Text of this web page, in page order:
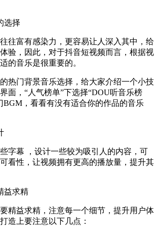
择
富有感染力，更容易让人深入其中，给
验，因此，对于抖音短视频而言，根据视
的音乐是很重要的。
门背景音乐选择，给大家介绍一个小技
面，“人气榜单”下选择“DOU听音乐榜
BGM，看看有没有适合你的作品的音乐
幕 ，设计一些较为吸引人的内容，可
看性，让视频拥有更高的播放量，提升其
求精
益求精，注意每一个细节，提升用户体
造上要注意以下几点：